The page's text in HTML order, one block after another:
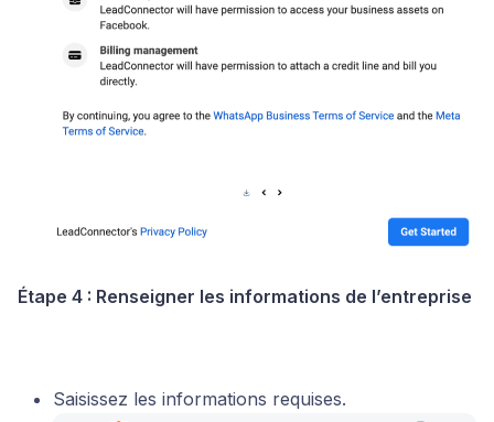
Étape 4 : Renseigner les informations de l’entreprise
Saisissez les informations requises.